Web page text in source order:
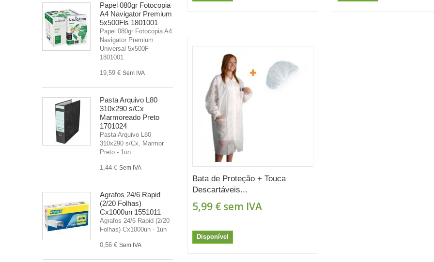
Papel 080gr Fotocopia
A4 Navigator Premium
5x500Fls 1801001
Papel 080gr Fotocopia A4
Navigator Premium
Universal 5x500F
1801001
19,59 € Sem IVA
Pasta Arquivo L80
310x290 s/Cx
Marmoreado Preto
1701024
Pasta Arquivo L80
310x290 s/Cx, Marmor
Preto - 1un
1,44 € Sem IVA
Agrafos 24/6 Rapid
(2/20 Folhas)
Cx1000un 1551011
Agrafos 24/6 Rapid (2/20
Folhas) Cx1000un - 1un
0,56 € Sem IVA
Bata de Proteção + Touca
Descartáveis...
5,99 € sem IVA
Disponível